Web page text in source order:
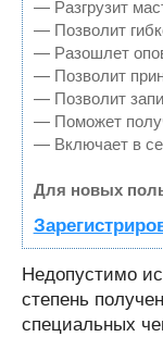
— Разгрузит
— Позволит
— Разошлет
— Позволит
— Позволит
— Поможет
— Включает в
Для новых
Недопустимо
степень
специальных